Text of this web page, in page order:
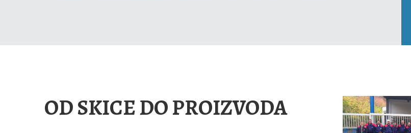
OD SKICE DO PROIZVODA